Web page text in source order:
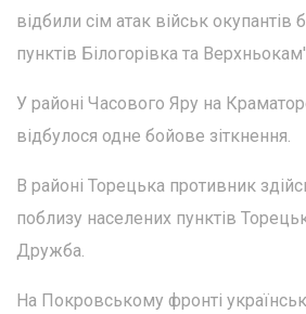
відбили сім атак військ окупантів
пунктів Білогорівка та
У районі Часового Яру на
відбулося одне бойове зіткнення.
В районі Торецька противник
поблизу населених пунктів
Дружба.
На Покровському фронті